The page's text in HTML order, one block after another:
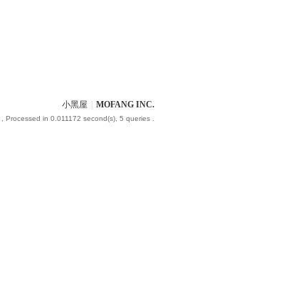
小黑屋 MOFANG INC.
, Processed in 0.011172 second(s), 5 queries .